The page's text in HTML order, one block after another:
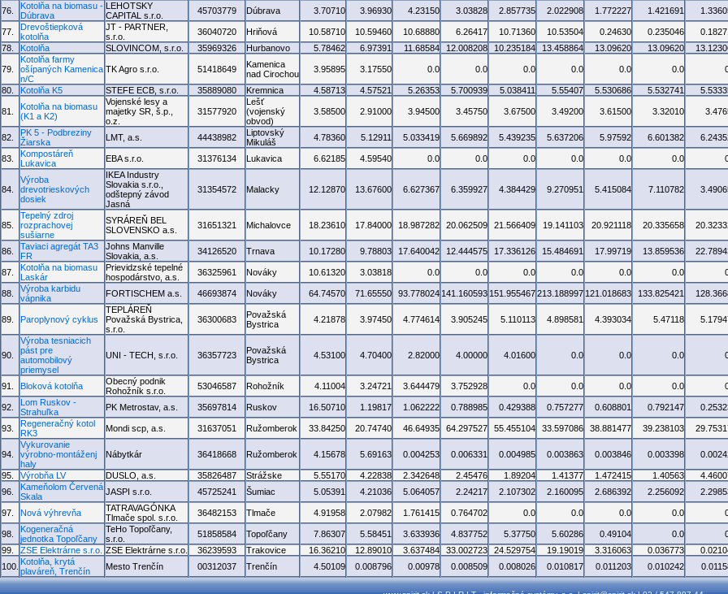
76.
Kotolňa na biomasu -
Dúbrava
LEHOTSKY
CAPITAL s.r.o.
45703779 Dúbrava 3.70710 3.96930 4.23150 3.03828 2.857735 2.022908 1.772227 1.421691
77.
Drevoštiepková
kotolňa
JT - PARTNER,
s.r.o.
36040720 Hriňová 10.58710 10.59460 10.68880 6.26417 10.71360 10.53504 0.24630 0.235046
78.
Kotolňa SLOVINCOM, s.r.o. 35969326 Hurbanovo 5.78462 6.97391 11.68584 12.008208 10.235184 13.458864 13.09620 13.09620
79.
Kotolňa farmy
ošípaných Kamenica
n/C
TK Agro s.r.o. 51418649
Kamenica
nad Cirochou
3.95895 3.17550 0.0 0.0 0.0 0.0 0.0 0.0
80. Kotolňa K5 STEFE ECB, s.r.o. 35889080 Kremnica 4.58713 4.57521 5.26353 5.700939 5.038411 5.55407 5.530686 5.532741
81.
Kotolňa na biomasu
(K1 a K2)
Vojenské lesy a
majetky SR, š.p.,
o.z.
31577920
Lešť
(vojenský
obvod)
3.58500 2.91000 3.94500 3.45750 3.67500 3.49200 3.61500 3.32010
82.
PK 5 - Podbreziny
Žiarska
LMT, a.s. 44438982
Liptovský
Mikuláš
4.78360 5.12911 5.033419 5.669892 5.439235 5.637206 5.97592 6.601382
83.
Kompostáreň
Lukavica
EBA s.r.o. 31376134 Lukavica 6.62185 4.59540 0.0 0.0 0.0 0.0 0.0 0.0
84.
Výroba
drevotrieskových
dosiek
IKEA Industry
Slovakia s.r.o.,
odštepný závod
Jasná
31354572 Malacky 12.12870 13.67600 6.627367 6.359927 4.384429 9.270951 5.415084 7.110782
85.
Tepelný zdroj
rozprachovej
sušiarne
SYRÁREŇ BEL
SLOVENSKO a.s.
31651321 Michalovce 18.23610 17.84000 18.987282 20.062509 21.566409 19.141103 20.921118 20.335658
86.
Taviaci agregát TA3
FR
Johns Manville
Slovakia, a.s.
34126520 Trnava 10.17280 9.78803 17.640042 12.444575 17.336126 15.484691 17.99719 13.859536
87.
Kotolňa na biomasu
Laskár
Prievidzské tepelné
hospodárstvo, a.s.
36325961 Nováky 10.61320 3.03818 0.0 0.0 0.0 0.0 0.0 0.0
88.
Výroba karbidu
vápnika
FORTISCHEM a.s. 46693874 Nováky 64.74570 71.65550 93.778024 141.160593 151.955467213.188997 121.018683 133.825421
89. Paroplynový cyklus
TEPLÁREŇ
Považská Bystrica,
s.r.o.
36300683
Považská
Bystrica
4.21878 3.97450 4.774614 3.905245 5.110113 4.898581 4.393034 5.47118
90.
Výroba tesniacich
pást pre
automobilový
priemysel
UNI - TECH, s.r.o. 36357723
Považská
Bystrica
4.53100 4.70400 2.82000 4.00000 4.01600 0.0 0.0 0.0
91. Bloková kotolňa
Obecný podnik
Rohožník s.r.o.
53046587 Rohožník 4.11004 3.24721 3.644479 3.752928 0.0 0.0 0.0 0.0
92.
Lom Ruskov -
Strahuľka
PK Metrostav, a.s. 35697814 Ruskov 16.50710 1.19817 1.062222 0.788985 0.429388 0.757277 0.608801 0.792147
93.
Regeneračný kotol
RK3
Mondi scp, a.s. 31637051 Ružomberok 33.84250 20.74740 46.64935 64.297527 55.455104 33.597086 38.881477 39.238103
94.
Vykurovanie
výrobno-montáženj
haly
Nábytkár 36418668 Ružomberok 4.15678 5.69163 0.004253 0.006331 0.004985 0.003863 0.003846 0.003398
95. Výrobňa LV DUSLO, a.s. 35826487 Strážske 5.55170 4.22838 2.342648 2.45476 1.89204 1.41377 1.472415 1.40563
96.
Kameňolom Červená
Skala
JASPI s.r.o. 45725241 Šumiac 5.05391 4.21036 5.064057 2.24217 2.107302 2.160095 2.686392 2.256092
97. Nová výhrevňa
TATRAVAGÓNKA
Tlmače spol. s.r.o.
36482153 Tlmače 4.91958 2.07982 1.761415 0.764702 0.0 0.0 0.0 0.0
98.
Kogeneračná
jednotka Topoľčany
TeHo Topoľčany,
s.r.o.
51858584 Topoľčany 7.86307 5.58451 3.633936 4.837752 5.37750 5.60286 0.49104 0.0
99.
ZSE Elektrárne s.r.o. ZSE Elektrárne s.r.o. 36239593 Trakovice 16.36210 12.89010 3.637484 33.002723 24.529754 19.19019 3.316063 0.036773
100. Kotolňa, krytá
plaváreň, Trenčín
Mesto Trenčín 00312037 Trenčín 4.50109 0.008796 0.00978 0.008509 0.008026 0.010817 0.011203 0.010242